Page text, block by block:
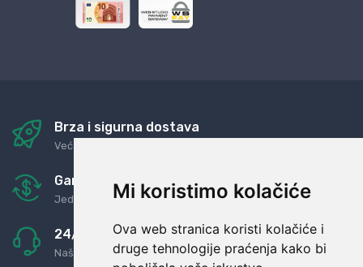
Mi koristimo kolačiće
Ova web stranica koristi kolačiće i
druge tehnologije praćenja kako bi
Brza i sigurna dostava
Već za nekoliko dana kod vas
Garancija u povrat novaca
Jednostavno pravilo: Roba za novac
24/7 odlična podrška
Naši agenti uvijek na raspolaganju